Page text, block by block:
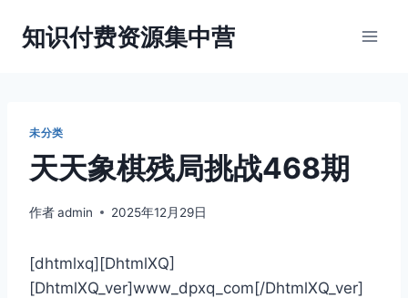
知识付费资源集中营
未分类
天天象棋残局挑战468期
作者admin 2025年12月29日
[dhtmlxq][DhtmlXQ]
[DhtmlXQ_ver]www_dpxq_com[/DhtmlXQ_ver]